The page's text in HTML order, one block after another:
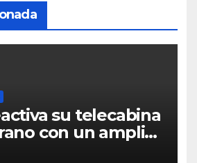
su telecabina
con un amplio
actividades